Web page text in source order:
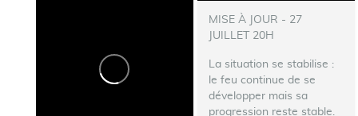
MISE À JOUR - 27
JUILLET 20H
La situation se stabilise :
le feu continue de se
développer mais sa
progression reste stable.